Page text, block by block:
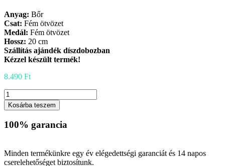
Anyag: Bőr
Csat: Fém ötvözet
Medál: Fém ötvözet
Hossz: 20 cm
Szállítás ajándék díszdobozban
Kézzel készült termék!
8.490 Ft
Fonott
bőr
karkötő
rozsdamentes
kelta
fém
Kosárba teszem
100% garancia
Minden termékünkre egy év elégedettségi garanciát és 14 napos
cserelehetőséget biztosítunk.